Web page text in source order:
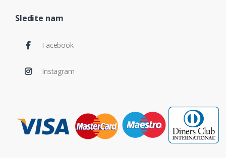
Sledite nam
Facebook
Instagram